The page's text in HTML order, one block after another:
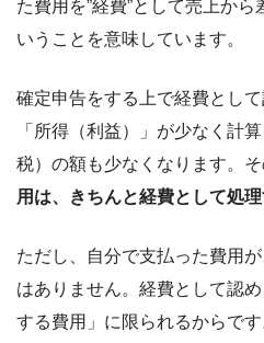
た費用を”経費”として売上か
いうことを意味しています。
確定申告をする上で経費とし
「所得（利益）」が少なく計
税）の額も少なくなります。そ
用は、きちんと経費として処
ただし、自分で支払った費用
はありません。経費として認
する費用」に限られるからです